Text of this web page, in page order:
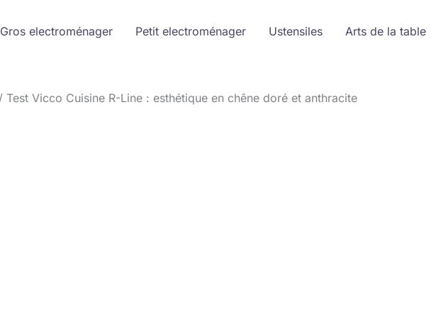
Gros electroménager Petit electroménager Ustensiles
Arts de la table
Test Vicco Cuisine R-Line : esthétique en chêne doré et anthracite